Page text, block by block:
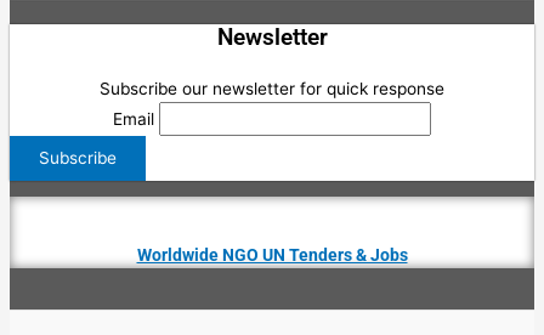
Newsletter
Subscribe our newsletter for quick response
Email
Worldwide NGO UN Tenders & Jobs